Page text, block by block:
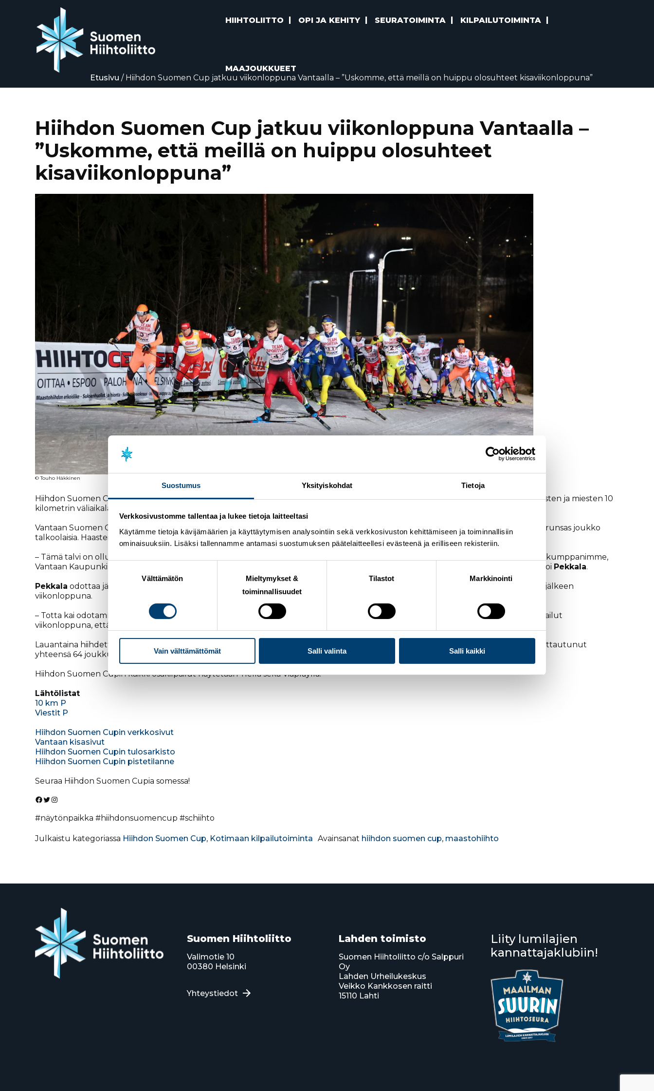
Suostumus Yksityiskohdat Tietoja
Verkkosivustomme tallentaa ja lukee tietoja laitteeltasi
Käytämme tietoja kävijämäärien ja käyttäytymisen analysointiin sekä verkkosivuston kehittämiseen ja toiminnallisiin
ominaisuuksiin. Lisäksi tallennamme antamasi suostumuksen päätelaitteellesi evästeenä ja erilliseen rekisteriin.
Välttämätön
Mieltymykset &
toiminnallisuudet
Tilastot Markkinointi
Vain välttämättömät Salli valinta Salli kaikki
HIIHTOLIITTO OPI JA KEHITY SEURATOIMINTA KILPAILUTOIMINTA
MAAJOUKKUEET
Etusivu / Hiihdon Suomen Cup jatkuu viikonloppuna Vantaalla – ”Uskomme, että meillä on huippu olosuhteet kisaviikonloppuna”
Hiihdon Suomen Cup jatkuu viikonloppuna Vantaalla –
”Uskomme, että meillä on huippu olosuhteet
kisaviikonloppuna”
© Touho Häkkinen
Hiihdon Suomen Cup jatkuu tulevana viikonloppuna Vantaan Hakunilassa. Viikonlopun ohjelmassa ovat lauantaina hiihdettävät naisten ja miesten 10
kilometrin väliaikalähtökilpailut perinteisellä hiihtotavalla sekä sunnuntaina hiihdettävät viestit perinteisellä hiihtotavalla.
Vantaan Suomen Cupin kilpailunjohtajanAntti Pekkalanmukaan kilpailun järjestelyt ovat hyvin aikataulussa ja mukana on jälleen runsas joukko
talkoolaisia. Haasteita on kuitenkin tuonut talven vaihtelevat sääolosuhteet.
– Tämä talvi on ollut kelien puolesta erittäin haastava, on ollut lumisadetta ja vesisadetta. Tästä huolimatta meidän tärkein yhteistyökumppanimme,
Vantaan Kaupunki, on saanut hyvin tykkilunta varastoon. Uskomme, että meillä on huippu olosuhteet kisaviikonloppuna, kommentoi Pekkala.
Pekkala odottaa jännittävää viikonloppua ja toivottaa yleisön tervetulleeksi Vantaalle, jossa Suomen Cupia hiihdetään pitkän tauon jälkeen
viikonloppuna.
– Totta kai odotamme jälleen kerran huippu kisaviikonloppua. Kisapäivä on juhlapäivä. Toivotaan kun Vantaalla on pitkästä aikaa kilpailut
viikonloppuna, että yleisö löytäisi katsomoon ja ladunvarteen,
Lauantaina hiihdettäville normaalimatkoille on ilmoittautunut yhteensä 171 urheilijaa, ja sunnuntaina hiihdettäviin viesteihin on ilmoittautunut
yhteensä 64 joukkuetta.
Hiihdon Suomen Cupin kaikki osakilpailut näytetään Ylellä sekä Viaplaylla.
Lähtölistat
10 km P
Viestit P
Hiihdon Suomen Cupin verkkosivut
Vantaan kisasivut
Hiihdon Suomen Cupin tulosarkisto
Hiihdon Suomen Cupin pistetilanne
Seuraa Hiihdon Suomen Cupia somessa!
Facebook
Twitter
Instagram
#näytönpaikka #hiihdonsuomencup #schiihto
Julkaistu kategoriassa Hiihdon Suomen Cup, Kotimaan kilpailutoiminta Avainsanat hiihdon suomen cup, maastohiihto
Suomen Hiihtoliitto
Valimotie 10
00380 Helsinki
Yhteystiedot
Lahden toimisto
Suomen Hiihtoliitto c/o Salppuri
Oy
Lahden Urheilukeskus
Veikko Kankkosen raitti
15110 Lahti
Liity lumilajien
kannattajaklubiin!